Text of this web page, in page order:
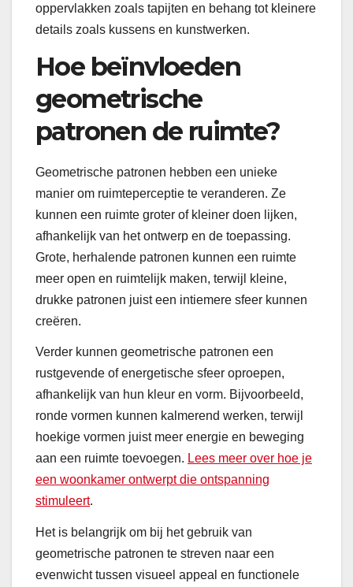
oppervlakken zoals tapijten en behang tot kleinere
details zoals kussens en kunstwerken.
Hoe beïnvloeden
geometrische
patronen de ruimte?
Geometrische patronen hebben een unieke
manier om ruimteperceptie te veranderen. Ze
kunnen een ruimte groter of kleiner doen lijken,
afhankelijk van het ontwerp en de toepassing.
Grote, herhalende patronen kunnen een ruimte
meer open en ruimtelijk maken, terwijl kleine,
drukke patronen juist een intiemere sfeer kunnen
creëren.
Verder kunnen geometrische patronen een
rustgevende of energetische sfeer oproepen,
afhankelijk van hun kleur en vorm. Bijvoorbeeld,
ronde vormen kunnen kalmerend werken, terwijl
hoekige vormen juist meer energie en beweging
aan een ruimte toevoegen. Lees meer over hoe je
een woonkamer ontwerpt die ontspanning
stimuleert.
Het is belangrijk om bij het gebruik van
geometrische patronen te streven naar een
evenwicht tussen visueel appeal en functionele